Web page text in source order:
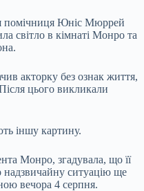
помічниця Юніс Мюррей
світло в кімнаті Монро та
акторку без ознак життя,
цього викликали
іншу картину.
Монро, згадувала, що її
надзвичайну ситуацію ще
вечора 4 серпня.